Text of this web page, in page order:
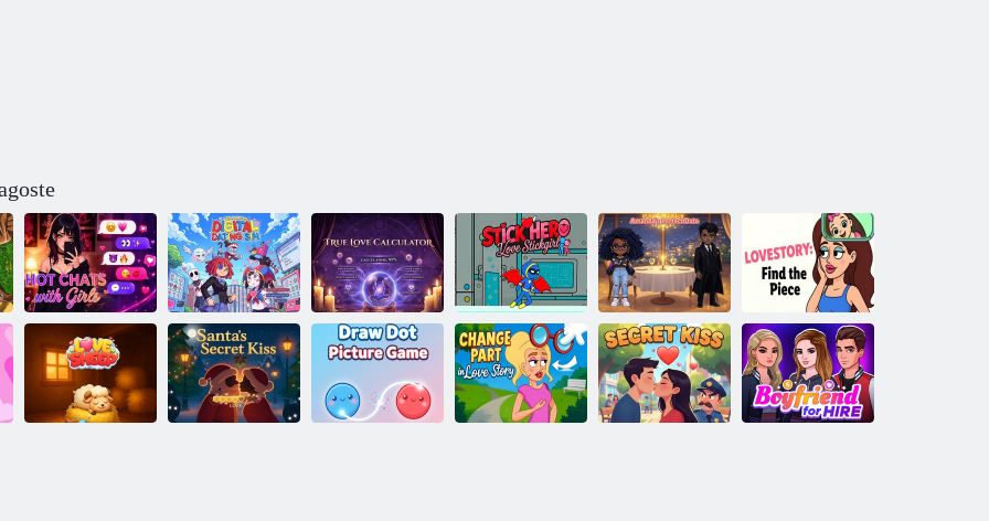
Chaturi fierbinți
cu fete
Uimitorul sim
digital de
întâlniri
Calculator
pentru dragoste
adevărată
Stickhero Love
Stickgirl
Întâlnirea
perfectă a
Amandei
Povestea de
dragoste:
Găsește piesa